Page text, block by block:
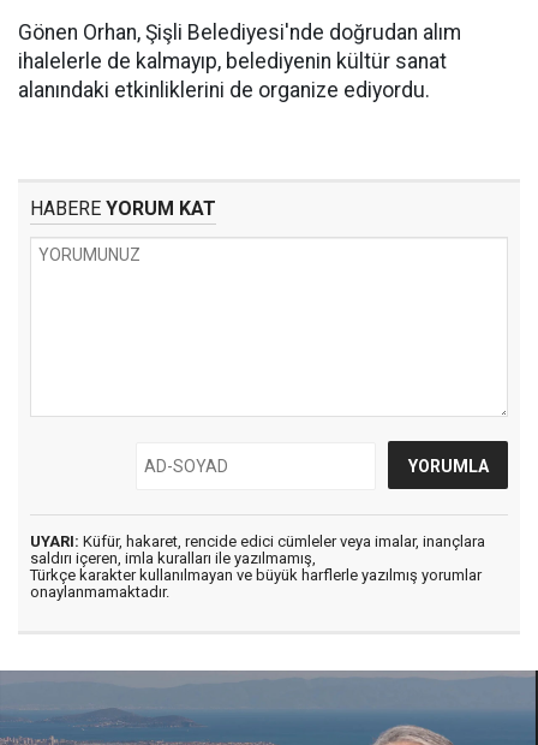
Gönen Orhan, Şişli Belediyesi'nde doğrudan alım
ihalelerle de kalmayıp, belediyenin kültür sanat
alanındaki etkinliklerini de organize ediyordu.
HABERE YORUM KAT
UYARI: Küfür, hakaret, rencide edici cümleler veya imalar, inançlara
saldırı içeren, imla kuralları ile yazılmamış,
Türkçe karakter kullanılmayan ve büyük harflerle yazılmış yorumlar
onaylanmamaktadır.